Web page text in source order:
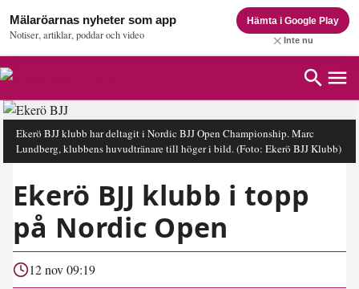
Mälaröarnas nyheter som app
Notiser, artiklar, poddar och video
Hämta i Google Play
Inte nu
Ekerö BJJ klubb har deltagit i Nordic BJJ Open Championship. Marc
Lundberg, klubbens huvudtränare till höger i bild.(Foto: Ekerö BJJ Klubb)
Ekerö BJJ klubb i topp
på Nordic Open
12 nov 09:19